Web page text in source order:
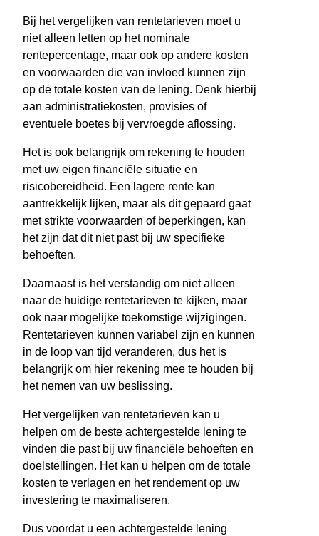
Bij het vergelijken van rentetarieven moet u
niet alleen letten op het nominale
rentepercentage, maar ook op andere kosten
en voorwaarden die van invloed kunnen zijn
op de totale kosten van de lening. Denk hierbij
aan administratiekosten, provisies of
eventuele boetes bij vervroegde aflossing.
Het is ook belangrijk om rekening te houden
met uw eigen financiële situatie en
risicobereidheid. Een lagere rente kan
aantrekkelijk lijken, maar als dit gepaard gaat
met strikte voorwaarden of beperkingen, kan
het zijn dat dit niet past bij uw specifieke
behoeften.
Daarnaast is het verstandig om niet alleen
naar de huidige rentetarieven te kijken, maar
ook naar mogelijke toekomstige wijzigingen.
Rentetarieven kunnen variabel zijn en kunnen
in de loop van tijd veranderen, dus het is
belangrijk om hier rekening mee te houden bij
het nemen van uw beslissing.
Het vergelijken van rentetarieven kan u
helpen om de beste achtergestelde lening te
vinden die past bij uw financiële behoeften en
doelstellingen. Het kan u helpen om de totale
kosten te verlagen en het rendement op uw
investering te maximaliseren.
Dus voordat u een achtergestelde lening